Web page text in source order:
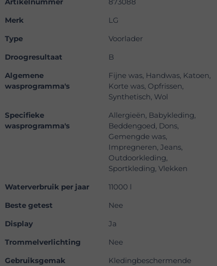
Artikelnummer
873088
Merk
LG
Type
Voorlader
Droogresultaat
B
Algemene
wasprogramma's
Fijne was, Handwas, Katoen,
Korte was, Opfrissen,
Synthetisch, Wol
Specifieke
wasprogramma's
Allergieën, Babykleding,
Beddengoed, Dons,
Gemengde was,
Impregneren, Jeans,
Outdoorkleding,
Sportkleding, Vlekken
Waterverbruik per jaar
11000 l
Beste getest
Nee
Display
Ja
Trommelverlichting
Nee
Gebruiksgemak
Kledingbeschermende